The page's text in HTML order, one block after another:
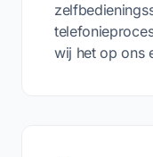
wij het op ons